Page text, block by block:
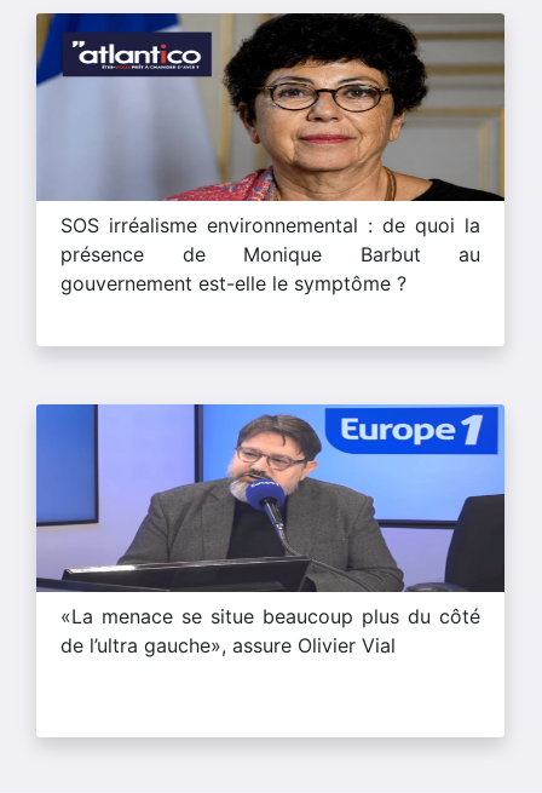
SOS irréalisme environnemental : de quoi la
présence de Monique Barbut au
gouvernement est-elle le symptôme ?
«La menace se situe beaucoup plus du côté
de l’ultra gauche», assure Olivier Vial